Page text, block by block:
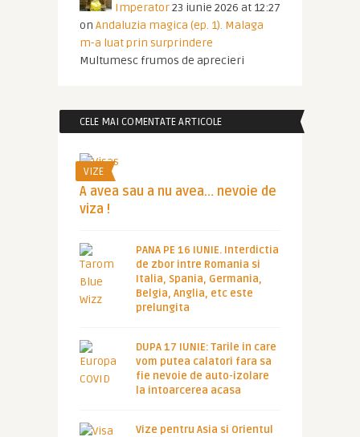
Imperator23 iunie 2026 at 12:27
on Andaluzia magica (ep. 1). Malaga
m-a luat prin surprindere
Multumesc frumos de aprecieri
CELE MAI COMENTATE ARTICOLE
VIZE
A avea sau a nu avea… nevoie de
viza !
PANA PE 16 IUNIE. Interdictia
de zbor intre Romania si
Italia, Spania, Germania,
Belgia, Anglia, etc este
prelungita
DUPA 17 IUNIE: Tarile in care
vom putea calatori fara sa
fie nevoie de auto-izolare
la intoarcerea acasa
Vize pentru Asia si Orientul